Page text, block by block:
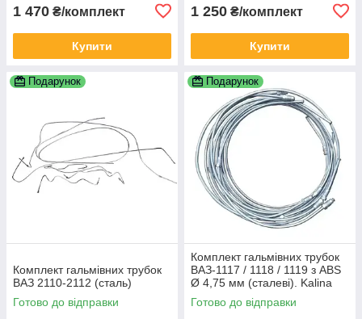
1 470 ₴/комплект
Купити
1 250 ₴/комплект
Купити
Подарунок
Комплект гальмівних трубок
ВАЗ 2110-2112 (сталь)
Готово до відправки
Подарунок
Комплект гальмівних трубок
ВАЗ-1117 / 1118 / 1119 з ABS
Ø 4,75 мм (сталеві). Kalina
Готово до відправки